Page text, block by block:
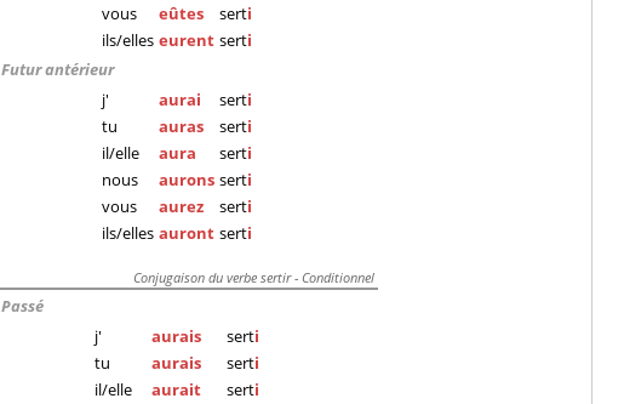
vous
eûtes serti
ils/elles eurent serti
Futur antérieur
j'
aurai serti
tu
auras serti
il/elle
aura serti
nous
aurons serti
vous
aurez serti
ils/elles auront serti
Conjugaison du verbe sertir - Conditionnel
Passé
j'
aurais serti
tu
aurais serti
il/elle
aurait serti